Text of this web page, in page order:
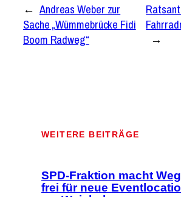
← Andreas Weber zur
Sache „Wümmebrücke Fidi
Boom Radweg“
→
WEITERE BEITRÄGE
SPD-Fraktion macht Weg
frei für neue